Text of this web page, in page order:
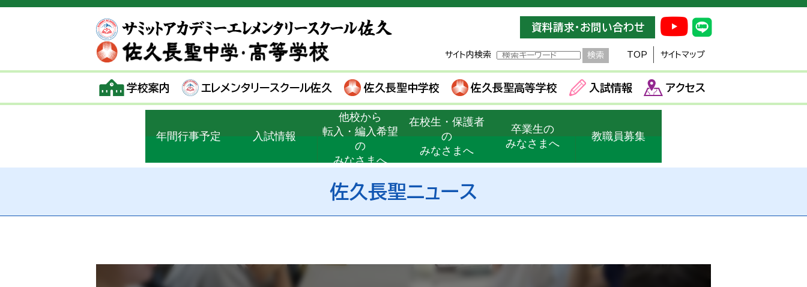
資料請求・お問い合わせ
サイト内検索 TOP サイトマップ
学校案内 エレメンタリースクール佐久 佐久長聖中学校 佐久長聖高等学校 入試情報 アクセス
年間行事予定 入試情報
他校から
転入・編入希望
の
みなさまへ
在校生・保護者
の
みなさまへ
卒業生の
みなさまへ
教職員募集
佐久長聖ニュース